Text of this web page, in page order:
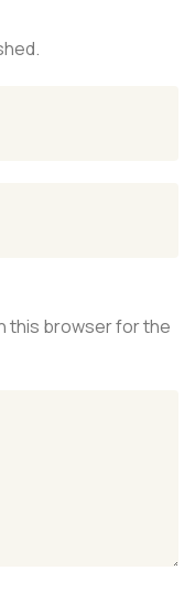
this browser for the